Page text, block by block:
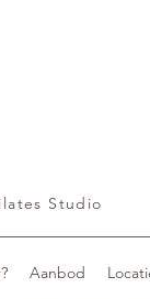
Studio
Aanbod